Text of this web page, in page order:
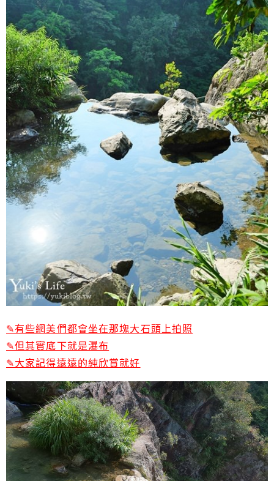
✎有些網美們都會坐在那塊大石頭上拍照
✎但其實底下就是瀑布
✎大家記得遠遠的純欣賞就好